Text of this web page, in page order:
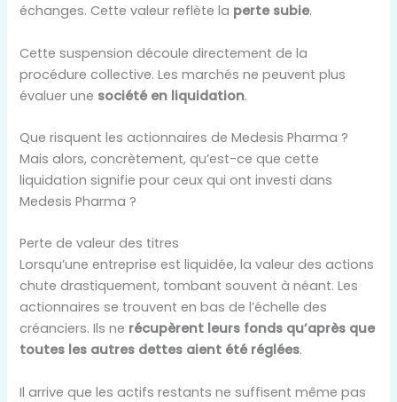
échanges. Cette valeur reflète la perte subie.
Cette suspension découle directement de la
procédure collective. Les marchés ne peuvent plus
évaluer une société en liquidation.
Que risquent les actionnaires de Medesis Pharma ?
Mais alors, concrètement, qu’est-ce que cette
liquidation signifie pour ceux qui ont investi dans
Medesis Pharma ?
Perte de valeur des titres
Lorsqu’une entreprise est liquidée, la valeur des actions
chute drastiquement, tombant souvent à néant. Les
actionnaires se trouvent en bas de l’échelle des
créanciers. Ils ne récupèrent leurs fonds qu’après que
toutes les autres dettes aient été réglées.
Il arrive que les actifs restants ne suffisent même pas